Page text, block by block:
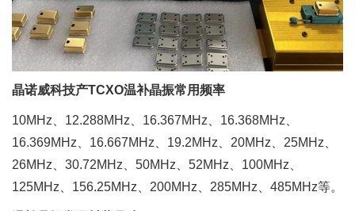
晶诺威科技产TCXO温补晶振常用频率
10MHz、12.288MHz、16.367MHz、16.368MHz、
16.369MHz、16.667MHz、19.2MHz、20MHz、25MHz、
26MHz、30.72MHz、50MHz、52MHz、100MHz、
125MHz、156.25MHz、200MHz、285MHz、485MHz等。